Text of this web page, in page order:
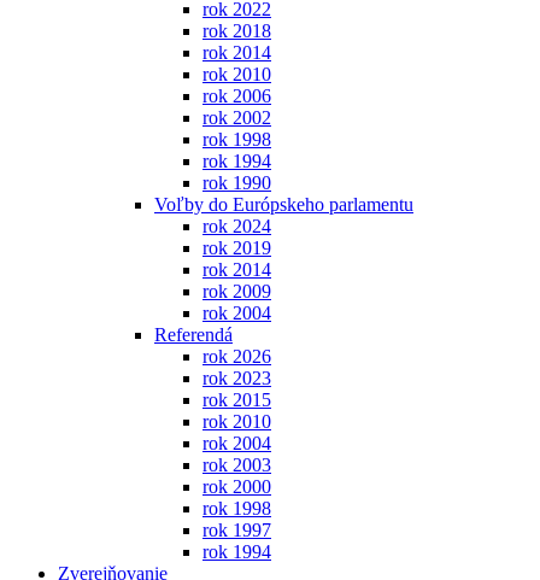
rok 2022
rok 2018
rok 2014
rok 2010
rok 2006
rok 2002
rok 1998
rok 1994
rok 1990
Voľby do Európskeho parlamentu
rok 2024
rok 2019
rok 2014
rok 2009
rok 2004
Referendá
rok 2026
rok 2023
rok 2015
rok 2010
rok 2004
rok 2003
rok 2000
rok 1998
rok 1997
rok 1994
Zverejňovanie